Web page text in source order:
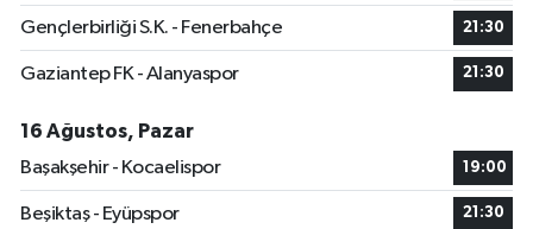
Gençlerbirliği S.K. - Fenerbahçe 21:30
Gaziantep FK - Alanyaspor 21:30
16 Ağustos, Pazar
Başakşehir - Kocaelispor
19:00
Beşiktaş - Eyüpspor 21:30